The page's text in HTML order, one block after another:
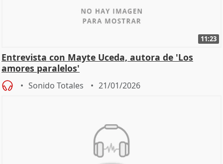
11:23
Entrevista con Mayte Uceda, autora de 'Los
amores paralelos'
Sonido Totales 21/01/2026